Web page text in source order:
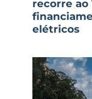
recorre ao
elétricos